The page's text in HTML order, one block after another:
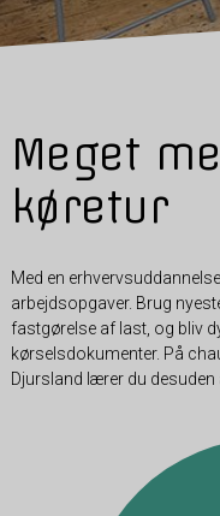
Meget
køretur
Med en
arbejdsopgaver. Brug
fastgørelse af last, og bliv
kørselsdokumenter. På
Djursland lærer du